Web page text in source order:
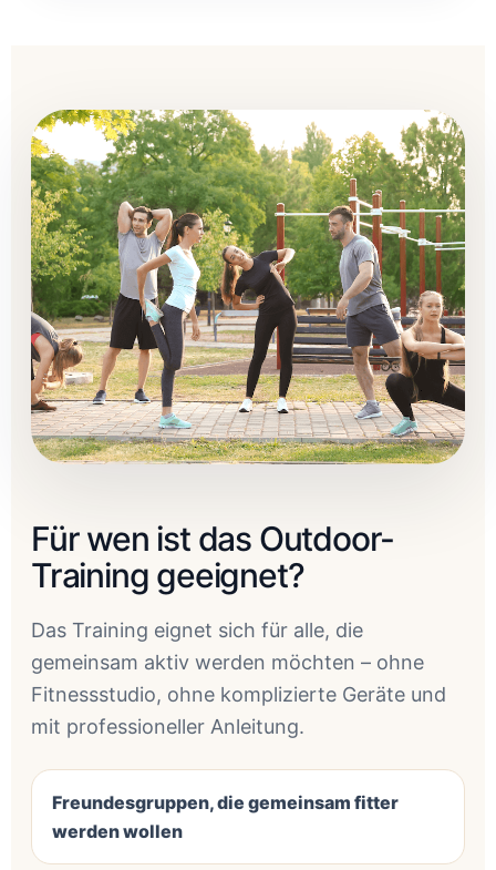
Für wen ist das Outdoor-
Training geeignet?
Das Training eignet sich für alle, die
gemeinsam aktiv werden möchten – ohne
Fitnessstudio, ohne komplizierte Geräte und
mit professioneller Anleitung.
Freundesgruppen, die gemeinsam fitter
werden wollen